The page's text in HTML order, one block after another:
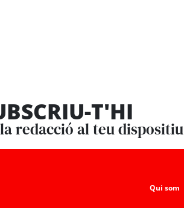
T'HI
redacció al teu dispositiu
Qui som